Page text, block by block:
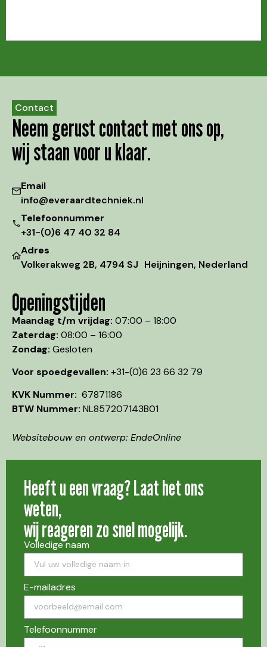
Contact
Neem gerust contact met ons op,
wij staan voor u klaar.
Email
info@everaardtechniek.nl
Telefoonnummer
+31-(0)6 47 40 32 84
Adres
Volkerakweg 2B, 4794 SJ Heijningen, Nederland
Openingstijden
Maandag t/m vrijdag: 07:00 – 18:00
Zaterdag: 08:00 – 16:00
Zondag: Gesloten
Voor spoedgevallen: +31-(0)6 23 66 32 79
KVK Nummer: 67871186
BTW Nummer: NL857207143B01
Websitebouw en ontwerp: EndeOnline
Heeft u een vraag? Laat het ons
weten,
wij reageren zo snel mogelijk.
Volledige naam
E-mailadres
Telefoonnummer